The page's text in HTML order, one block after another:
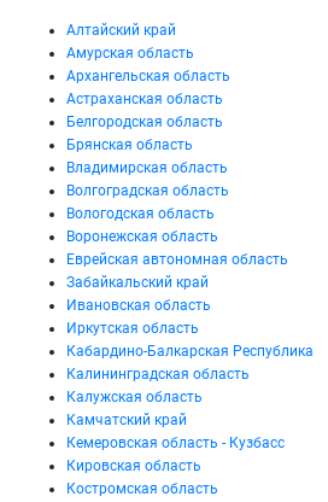
Алтайский край
Амурская область
Архангельская область
Астраханская область
Белгородская область
Брянская область
Владимирская область
Волгоградская область
Вологодская область
Воронежская область
Еврейская автономная область
Забайкальский край
Ивановская область
Иркутская область
Кабардино-Балкарская Республика
Калининградская область
Калужская область
Камчатский край
Кемеровская область - Кузбасс
Кировская область
Костромская область